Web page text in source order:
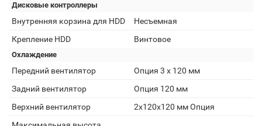
Дисковые контроллеры
Внутренняя корзина для HDD
Несъемная
Крепление HDD
Винтовое
Охлаждение
Передний вентилятор
Опция 3 х 120 мм
Задний вентилятор
Опция 120 мм
Верхний вентилятор
2х120x120 мм Опция